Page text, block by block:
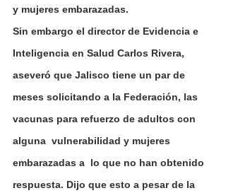
y mujeres embarazadas.
Sin embargo el director de Evidencia e
Inteligencia en Salud Carlos Rivera,
aseveró que Jalisco tiene un par de
meses solicitando a la Federación, las
vacunas para refuerzo de adultos con
alguna  vulnerabilidad y mujeres
embarazadas a  lo que no han obtenido
respuesta. Dijo que esto a pesar de la